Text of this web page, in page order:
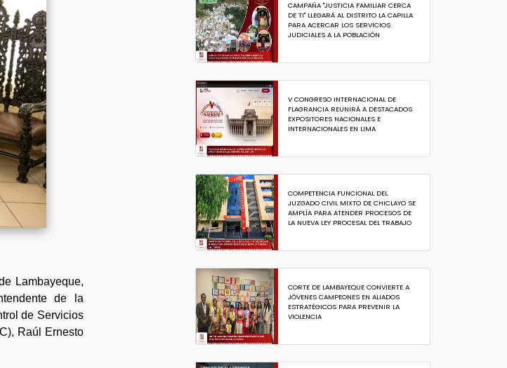
Lambayeque,
de la
de Servicios
Raúl Ernesto
CAMPAÑA "JUSTICIA FAMILIAR CERCA
DE TI" LLEGARÁ AL DISTRITO LA CAPILLA
PARA ACERCAR LOS SERVICIOS
JUDICIALES A LA POBLACIÓN
V CONGRESO INTERNACIONAL DE
FLAGRANCIA REUNIRÁ A DESTACADOS
EXPOSITORES NACIONALES E
INTERNACIONALES EN LIMA
COMPETENCIA FUNCIONAL DEL
JUZGADO CIVIL MIXTO DE CHICLAYO SE
AMPLÍA PARA ATENDER PROCESOS DE
LA NUEVA LEY PROCESAL DEL TRABAJO
CORTE DE LAMBAYEQUE CONVIERTE A
JÓVENES CAMPEONES EN ALIADOS
ESTRATÉGICOS PARA PREVENIR LA
VIOLENCIA